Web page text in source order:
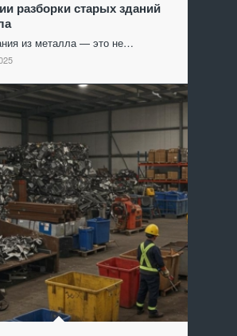
разборки старых зданий
из металла — это не…